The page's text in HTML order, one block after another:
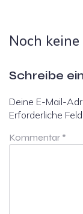
Noch
Schreibe
Deine E-Mail-
Erforderliche
Kommentar *